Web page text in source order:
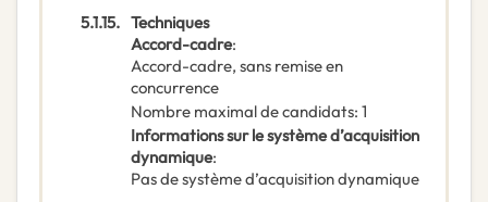
5.1.15. Techniques
Accord-cadre:
Accord-cadre, sans remise en
concurrence
Nombre maximal de candidats: 1
Informations sur le système d’acquisition
dynamique:
Pas de système d’acquisition dynamique